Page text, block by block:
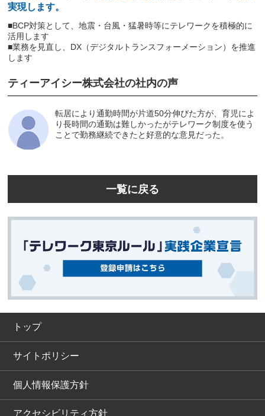
実現します。
■BCP対策として、地震・台風・猛暑時等にテレワークを積極的に
活用します
■業務を見直し、DX（デジタルトランスフォーメーション）を推進
します
ティーアイシー株式会社の社内の声
転居により通勤時間が片道50分伸びた方が、育児によ
り長時間の通勤は難しかったがテレワーク制度を使う
ことで勤務継続できたと好意的な意見だった。
一覧に戻る
トップ
サイトポリシー
個人情報保護方針
アクセシビリティ方針